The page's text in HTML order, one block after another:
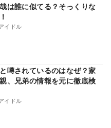
イドル
は誰に似てる？そっくりな
イドル
噂されているのはなぜ？家
、兄弟の情報を元に徹底検